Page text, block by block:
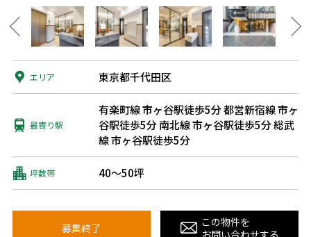
エリア 東京都千代田区
最寄り駅
有楽町線 市ヶ谷駅徒歩5分都営新宿線 市ヶ
谷駅徒歩5分南北線 市ヶ谷駅徒歩5分総武
線 市ヶ谷駅徒歩5分
坪数帯 40～50坪
募集終了
この物件を
お問い合わせする